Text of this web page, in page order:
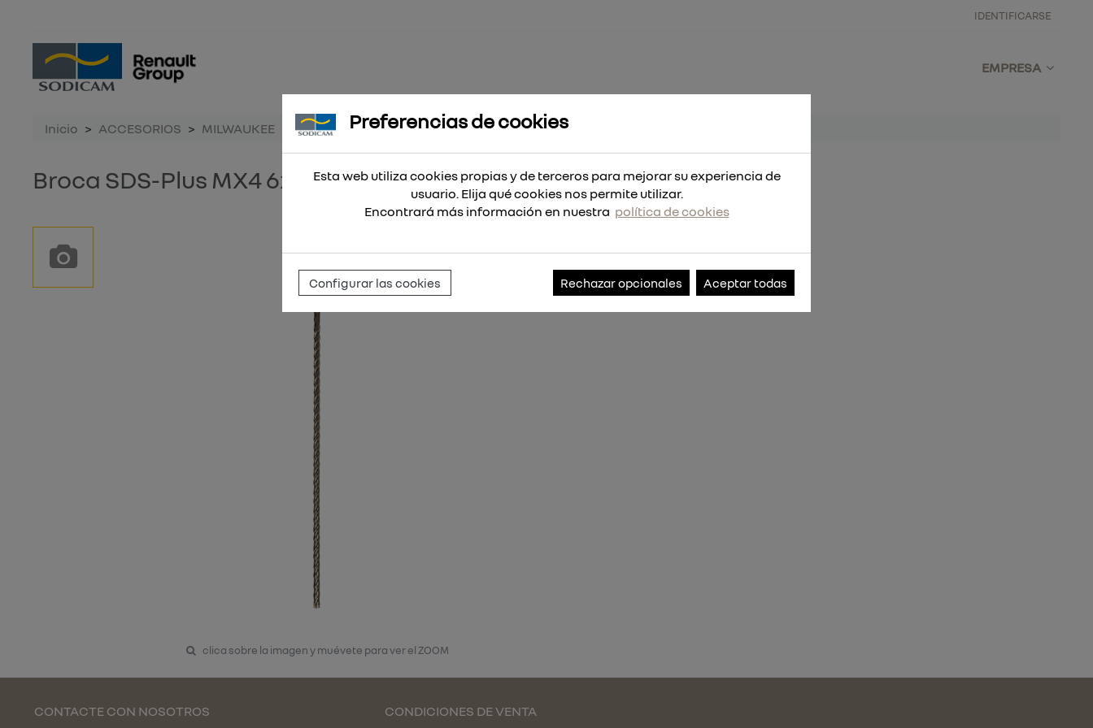
IDENTIFICARSE
EMPRESA
Inicio ACCESORIOS MILWAUKEE Broca SDS-Plus MX4 6x315
Broca SDS-Plus MX4 6x315
clica sobre la imagen y muévete para ver el ZOOM
CONTACTE CON NOSOTROS CONDICIONES DE VENTA
Preferencias de cookies
Esta web utiliza cookies propias y de terceros para mejorar su experiencia de
usuario. Elija qué cookies nos permite utilizar.
Encontrará más información en nuestra política de cookies
Configurar las cookies Rechazar opcionales Aceptar todas